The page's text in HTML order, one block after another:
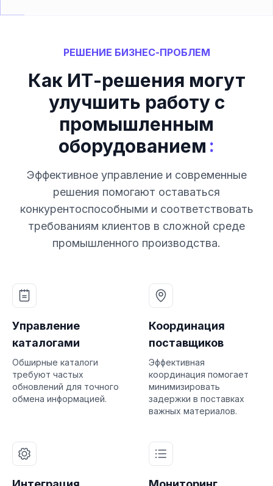
РЕШЕНИЕ БИЗНЕС-ПРОБЛЕМ
Как ИТ-решения могут
улучшить работу с
промышленным
оборудованием :
Эффективное управление и современные
решения помогают оставаться
конкурентоспособными и соответствовать
требованиям клиентов в сложной среде
промышленного производства.
Управление
каталогами
Обширные каталоги
требуют частых
обновлений для точного
обмена информацией.
Координация
поставщиков
Эффективная
координация помогает
минимизировать
задержки в поставках
важных материалов.